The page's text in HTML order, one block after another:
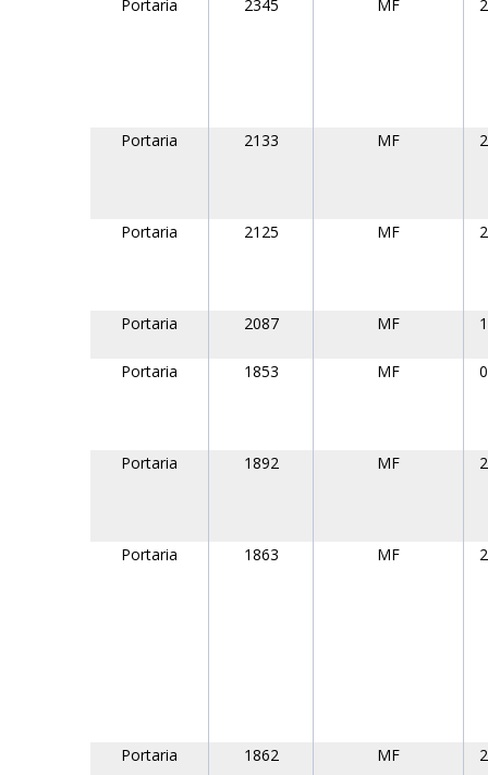
Portaria 2345 MF
Portaria 2133 MF
Portaria 2125 MF
Portaria 2087 MF
Portaria 1853 MF
Portaria 1892 MF
Portaria 1863 MF
Portaria 1862 MF